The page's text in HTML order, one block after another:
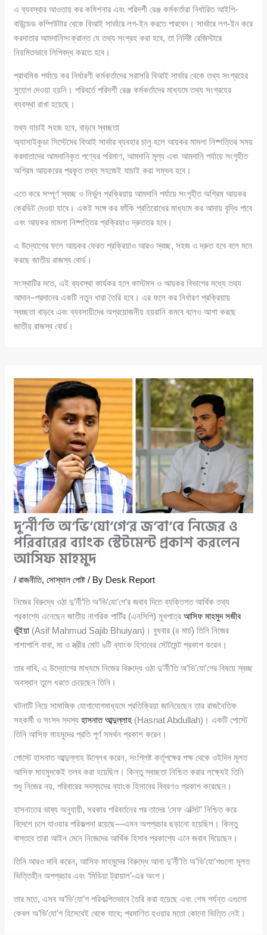
এ ব্যবস্থার আওতায় কর কমিশনার এবং পরিদর্শী রেঞ্জ কর্মকর্তারা নির্ধারিত আইপি-
বাউন্ডেড কম্পিউটার থেকে বিআই সার্ভারে লগ-ইন করতে পারবেন। সার্ভারে লগ-ইন করে
করদাতার আমদানিসংক্রান্ত যে তথ্য সংগ্রহ করা হবে, তা নির্দিষ্ট রেজিস্টারে
নিয়মিতভাবে লিপিবদ্ধ করতে হবে।
প্রাথমিক পর্যায়ে কর নির্ধারণী কর্মকর্তাদের সরাসরি বিআই সার্ভার থেকে তথ্য সংগ্রহের
সুযোগ দেওয়া হয়নি। পরিবর্তে পরিদর্শী রেঞ্জ কর্মকর্তাদের মাধ্যমে তথ্য সংগ্রহের
ব্যবস্থা রাখা হয়েছে।
তথ্য যাচাই সহজ হবে, বাড়বে স্বচ্ছতা
অ্যাসাইকুডা সিস্টেমের বিআই সার্ভার ব্যবহার চালু হলে আয়কর মামলা নিষ্পত্তির সময়
করদাতাদের আমদানিকৃত পণ্যের পরিমাণ, আমদানি মূল্য এবং আমদানি পর্যায়ে সংগৃহীত
অগ্রিম আয়করের প্রকৃত তথ্য সহজেই যাচাই করা সম্ভব হবে।
এতে করে সম্পূর্ণ স্বচ্ছ ও নির্ভুল প্রক্রিয়ায় আমদানি পর্যায়ে সংগৃহীত অগ্রিম আয়কর
ক্রেডিট দেওয়া যাবে। একই সঙ্গে কর ফাঁকি প্রতিরোধের মাধ্যমে কর আদায় বৃদ্ধি পাবে
এবং আয়কর মামলা নিষ্পত্তির প্রক্রিয়াও দ্রুততর হবে।
এ উদ্যোগের ফলে আয়কর ফেরত প্রক্রিয়াও আরও স্বচ্ছ, সহজ ও দ্রুত হবে বলে মনে
করছে জাতীয় রাজস্ব বোর্ড।
সংস্থাটির মতে, এই ব্যবস্থা কার্যকর হলে কাস্টমস ও আয়কর বিভাগের মধ্যে তথ্য
আদান–প্রদানের একটি নতুন ধারা তৈরি হবে। এর ফলে কর নির্ধারণ প্রক্রিয়ায়
স্বচ্ছতা বাড়বে এবং ব্যবসায়ীদের অপ্রয়োজনীয় হয়রানি কমবে বলেও আশা করছে
জাতীয় রাজস্ব বোর্ড।
দু’র্নী’তি অ’ভি’যো’গে’র জ’বা’বে নিজের ও
পরিবারের ব্যাংক স্টেটমেন্ট প্রকাশ করলেন
আসিফ মাহমুদ
/রাজনীতি,সোস্যাল পোষ্ট / By Desk Report
নিজের বিরুদ্ধে ওঠা দু’র্নী’তি অ’ভি’যো’গে’র জবাব দিতে ব্যক্তিগত আর্থিক তথ্য
প্রকাশ্যে এনেছেন জাতীয় নাগরিক পার্টির (এনসিপি) মুখপাত্রআসিফ মাহমুদ সজীব
ভুঁইয়া (Asif Mahmud Sajib Bhuiyan)। বুধবার (৪ মার্চ) তিনি নিজের
পাশাপাশি বাবা, মা ও স্ত্রীর মোট ৯টি ব্যাংক হিসাবের স্টেটমেন্ট প্রকাশ করেন।
তার দাবি, এ উদ্যোগের মাধ্যমে নিজের বিরুদ্ধে ওঠা দু’র্নী’তি অ’ভি’যো’গের বিষয়ে স্বচ্ছ
অবস্থান তুলে ধরতে চেয়েছেন তিনি।
ঘটনাটি নিয়ে সামাজিক যোগাযোগমাধ্যমে প্রতিক্রিয়া জানিয়েছেন তার রাজনৈতিক
সহকর্মী ও সংসদ সদস্যহাসনাত আব্দুল্লাহ (Hasnat Abdullah)। একটি পোস্টে
তিনি আসিফ মাহমুদের প্রতি পূর্ণ সমর্থন প্রকাশ করেন।
পোস্টে হাসনাত আব্দুল্লাহ উল্লেখ করেন, সংশ্লিষ্ট কর্তৃপক্ষের পক্ষ থেকে ওইদিন মূলত
আসিফ মাহমুদকেই তলব করা হয়েছিল। কিন্তু স্বচ্ছতা নিশ্চিত করার লক্ষ্যেই তিনি
শুধু নিজের নয়, পরিবারের সদস্যদের ব্যাংক হিসাবের বিবরণও প্রকাশ করেছেন।
হাসনাতের ভাষ্য অনুযায়ী, সরকার পরিবর্তনের পর তাদের ‘সেফ এক্সিট’ নিশ্চিত করে
বিদেশে চলে যাওয়ার পরিকল্পনা রয়েছে—এমন অপপ্রচার ছড়ানো হয়েছিল। কিন্তু
বাস্তবে তারা আইন মেনে নিজেদের আর্থিক হিসাব প্রকাশ্যে এনে জবাব দিয়েছেন।
তিনি আরও দাবি করেন, আসিফ মাহমুদের বিরুদ্ধে আনা দু’র্নী’তি অ’ভি’যো’গগুলো মূলত
ভিত্তিহীন অপপ্রচার এবং ‘মিডিয়া ট্রায়াল’-এর অংশ।
তার মতে, এসব অ’ভি’যো’গ পরিকল্পিতভাবে তৈরি করা হয়েছে এবং শেষ পর্যন্ত এগুলো
কেবল অ’ভি’যো’গ হিসেবেই থেকে যাবে; প্রমাণিত হওয়ার মতো কোনো ভিত্তি নেই।